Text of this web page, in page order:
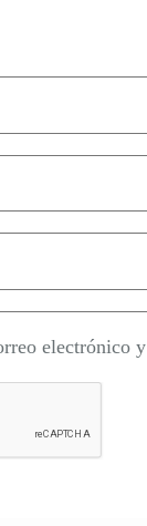
electrónico